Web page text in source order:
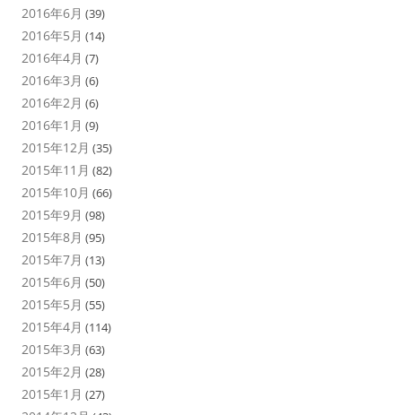
2016年6月 (39)
2016年5月 (14)
2016年4月 (7)
2016年3月 (6)
2016年2月 (6)
2016年1月 (9)
2015年12月 (35)
2015年11月 (82)
2015年10月 (66)
2015年9月 (98)
2015年8月 (95)
2015年7月 (13)
2015年6月 (50)
2015年5月 (55)
2015年4月 (114)
2015年3月 (63)
2015年2月 (28)
2015年1月 (27)